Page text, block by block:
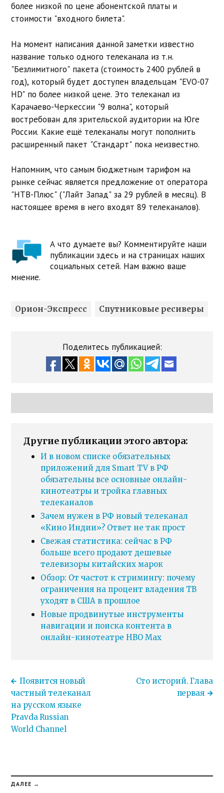
более низкой по цене абонентской платы и
стоимости "входного билета".
На момент написания данной заметки известно
название только одного телеканала из т.н.
"Безлимитного" пакета (стоимость 2400 рублей в
год), который будет доступен владельцам "EVO-07
HD" по более низкой цене. Это телеканал из
Карачаево-Черкессии "9 волна", который
востребован для зрительской аудитории на Юге
России. Какие ещё телеканалы могут пополнить
расширенный пакет "Стандарт" пока неизвестно.
Напомним, что самым бюджетным тарифом на
рынке сейчас является предложение от оператора
"НТВ-Плюс" ("Лайт Запад" за 29 рублей в месяц). В
настоящее время в него входят 89 телеканалов).
А что думаете вы? Комментируйте наши
публикации здесь и на страницах наших
социальных сетей. Нам важно ваше
мнение.
Орион-Экспресс Спутниковые ресиверы
Поделитесь публикацией:
Другие публикации этого автора:
И в новом списке обязательных
приложений для Smart TV в РФ
обязательны все основные онлайн-
кинотеатры и тройка главных
телеканалов
Зачем нужен в РФ новый телеканал
«Кино Индии»? Ответ не так прост
Свежая статистика: сейчас в РФ
больше всего продают дешевые
телевизоры китайских марок
Обзор: От частот к стримингу: почему
ограничения на процент владения ТВ
уходят в США в прошлое
Новые продвинутые инструменты
навигации и поиска контента в
онлайн-кинотеатре HBO Max
Появится новый
частный телеканал
на русском языке
Pravda Russian
World Channel
Сто историй. Глава
первая
ДАЛЕЕ →